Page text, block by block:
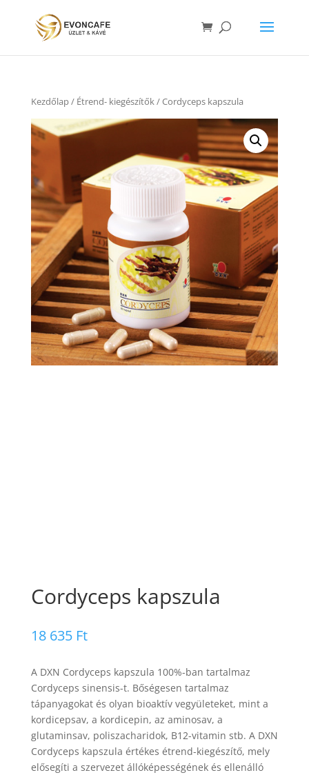
Kezdőlap/ Étrend- kiegészítők/ Cordyceps kapszula
Cordyceps kapszula
18 635 Ft
A DXN Cordyceps kapszula 100%-ban tartalmaz
Cordyceps sinensis-t. Bőségesen tartalmaz
tápanyagokat és olyan bioaktív vegyületeket, mint a
kordicepsav, a kordicepin, az aminosav, a
glutaminsav, poliszacharidok, B12-vitamin stb. A DXN
Cordyceps kapszula értékes étrend-kiegészítő, mely
elősegíti a szervezet állóképességének és ellenálló